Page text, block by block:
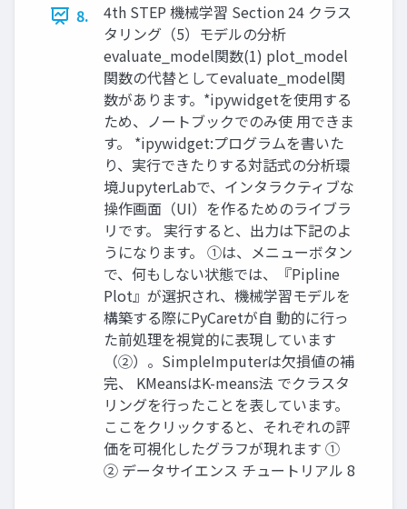
8.
4th STEP 機械学習 Section 24 クラス
タリング（5）モデルの分析
evaluate_model関数(1) plot_model
関数の代替としてevaluate_model関
数があります。*ipywidgetを使用する
ため、ノートブックでのみ使 用できま
す。 *ipywidget:プログラムを書いた
り、実行できたりする対話式の分析環
境JupyterLabで、インタラクティブな
操作画面（UI）を作るためのライブラ
リです。 実行すると、出力は下記のよ
うになります。 ①は、メニューボタン
で、何もしない状態では、『Pipline
Plot』が選択され、機械学習モデルを
構築する際にPyCaretが自 動的に行っ
た前処理を視覚的に表現しています
（②）。SimpleImputerは欠損値の補
完、 KMeansはK-means法 でクラスタ
リングを行ったことを表しています。
ここをクリックすると、それぞれの評
価を可視化したグラフが現れます ①
② データサイエンス チュートリアル 8